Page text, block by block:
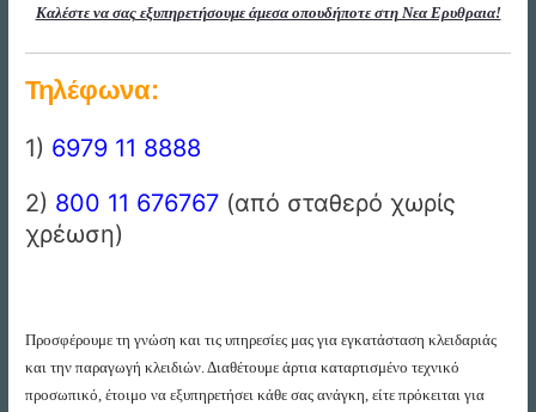
Καλέστε να σας εξυπηρετήσουμε άμεσα οπουδήποτε στη Νεα Ερυθραια!
Τηλέφωνα:
1) 6979 11 8888
2) 800 11 676767 (από σταθερό χωρίς
χρέωση)
Προσφέρουμε τη γνώση και τις υπηρεσίες μας για εγκατάσταση κλειδαριάς
και την παραγωγή κλειδιών. Διαθέτουμε άρτια καταρτισμένο τεχνικό
προσωπικό, έτοιμο να εξυπηρετήσει κάθε σας ανάγκη, είτε πρόκειται για